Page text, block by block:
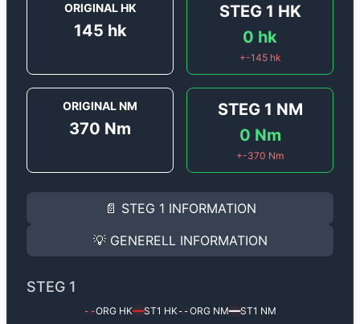
ORIGINAL HK
145 hk
STEG 1 HK
0 hk
+-145hk
ORIGINAL NM
370 Nm
STEG 1 NM
0 Nm
+-370 Nm
📄 STEG 1 INFORMATION
INFORMATION
Steg 1
Opel Vivaro 2.0 D (2021
Effekten ökar från145 hktill0 hkoch vridmomentet
(+? hk & +? Nm).
Ger mer effekt, högre vridmoment, lägre
Steg 1 mjukvara justerar vi ett antal
💡 GENERELL INFORMATION
✅ All mjukvara är skräddarsydd för din bil
✅ Felsökning inann samt efter optimering
STEG 1
--ORG HK━━ST1 HK--ORG NM━━ST1 NM